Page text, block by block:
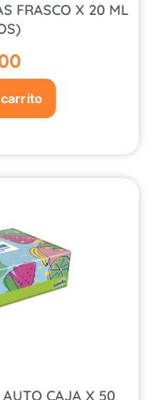
FRASCO X 20 ML
CAJA X 50